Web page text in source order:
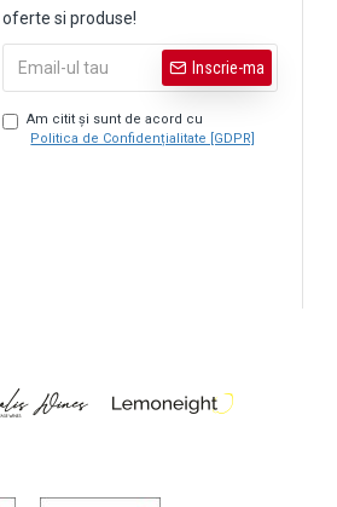
oferte si produse!
Inscrie-ma
Am citit şi sunt de acord cu
Politica de Confidențialitate [GDPR]